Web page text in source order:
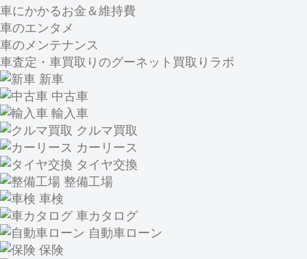
車にかかるお金＆維持費
車のエンタメ
車のメンテナンス
車査定・車買取りのグーネット買取りラボ
新車
中古車
輸入車
クルマ買取
カーリース
タイヤ交換
整備工場
車検
車カタログ
自動車ローン
保険